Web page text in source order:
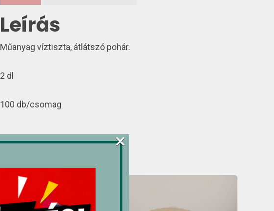
Leírás
Műanyag víztiszta, átlátszó pohár.
2 dl
100 db/csomag
×